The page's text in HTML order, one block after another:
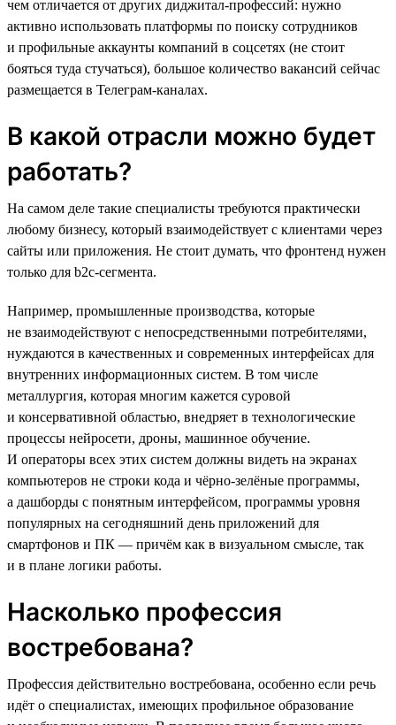
чем отличается от других диджитал-профессий: нужно
активно использовать платформы по поиску сотрудников
и профильные аккаунты компаний в соцсетях (не стоит
бояться туда стучаться), большое количество вакансий сейчас
размещается в Телеграм-каналах.
В какой отрасли можно будет
работать?
На самом деле такие специалисты требуются практически
любому бизнесу, который взаимодействует с клиентами через
сайты или приложения. Не стоит думать, что фронтенд нужен
только для b2c-сегмента.
Например, промышленные производства, которые
не взаимодействуют с непосредственными потребителями,
нуждаются в качественных и современных интерфейсах для
внутренних информационных систем. В том числе
металлургия, которая многим кажется суровой
и консервативной областью, внедряет в технологические
процессы нейросети, дроны, машинное обучение.
И операторы всех этих систем должны видеть на экранах
компьютеров не строки кода и чёрно-зелёные программы,
а дашборды с понятным интерфейсом, программы уровня
популярных на сегодняшний день приложений для
смартфонов и ПК — причём как в визуальном смысле, так
и в плане логики работы.
Насколько профессия
востребована?
Профессия действительно востребована, особенно если речь
идёт о специалистах, имеющих профильное образование